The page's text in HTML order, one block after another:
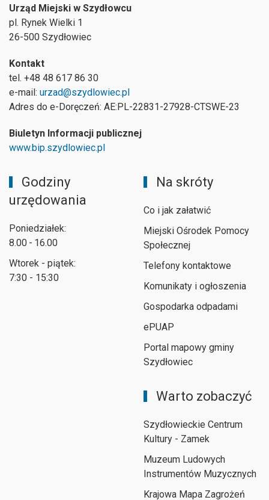
Urząd Miejski w Szydłowcu
pl. Rynek Wielki 1
26-500 Szydłowiec
Kontakt
tel. +48 48 617 86 30
e-mail: urzad@szydlowiec.pl
Adres do e-Doręczeń: AE:PL-22831-27928-CTSWE-23
Biuletyn Informacji publicznej
www.bip.szydlowiec.pl
Godziny
urzędowania
Poniedziałek:
8.00 - 16.00
Wtorek - piątek:
7:30 - 15:30
Na skróty
Co i jak załatwić
Miejski Ośrodek Pomocy
Społecznej
Telefony kontaktowe
Komunikaty i ogłoszenia
Gospodarka odpadami
ePUAP
Portal mapowy gminy
Szydłowiec
Warto zobaczyć
Szydłowieckie Centrum
Kultury - Zamek
Muzeum Ludowych
Instrumentów Muzycznych
Krajowa Mapa Zagrożeń